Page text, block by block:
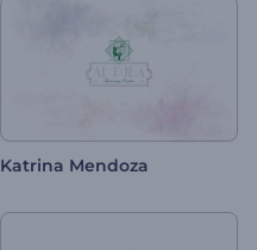
Katrina Mendoza